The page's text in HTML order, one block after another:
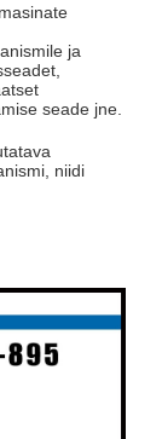
ja
seade jne.
niidi